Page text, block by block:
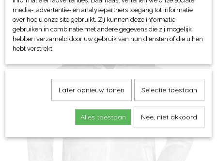
media-, advertentie- en analysepartners toegang tot informatie
over hoe u onze site gebruikt. Zij kunnen deze informatie
gebruiken in combinatie met andere gegevens die zij mogelijk
hebben verzameld door uw gebruik van hun diensten of die u hen
hebt verstrekt.
Later opnieuw tonen Selectie toestaan
Alles toestaan Nee, niet akkoord